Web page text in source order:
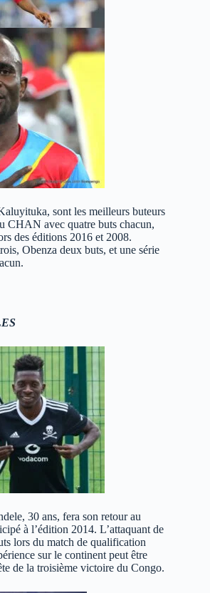
sont les meilleurs buteurs
CHAN avec quatre buts chacun,
des éditions 2016 et 2008.
Obenza deux buts, et une série
30 ans, fera son retour au
à l’édition 2014. L’attaquant de
lors du match de qualification
sur le continent peut être
de la troisième victoire du Congo.